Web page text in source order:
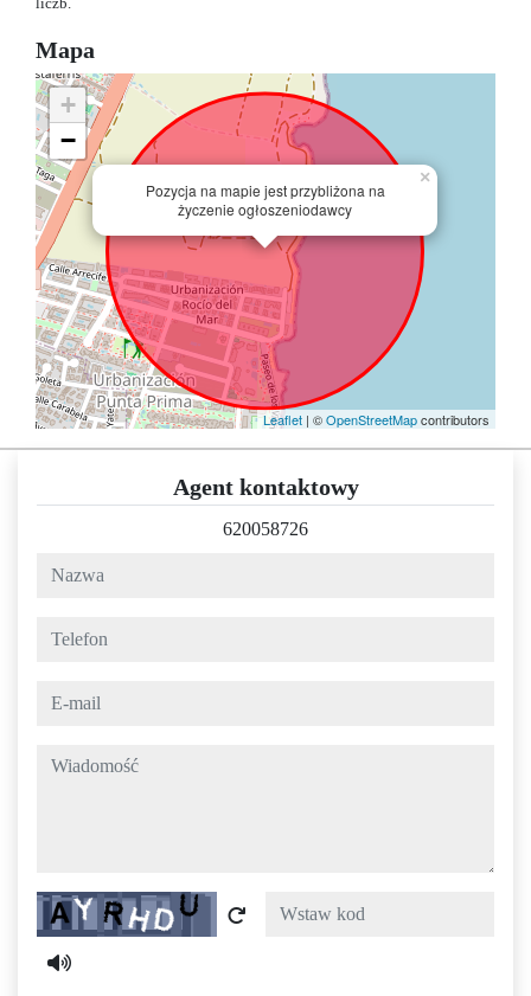
liczb.
Mapa
Pozycja na mapie jest przybliżona na
życzenie ogłoszeniodawcy
×
+
−
Leaflet | ©OpenStreetMapcontributors
Agent kontaktowy
620058726
nazwa
telefon
e-mail
wiadomość
Captcha